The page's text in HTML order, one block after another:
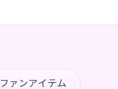
ファンアイテム